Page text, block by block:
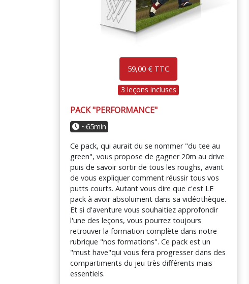
59,00 € TTC
3 leçons incluses
PACK "PERFORMANCE"
~65min
Ce pack, qui aurait du se nommer "du tee au
green", vous propose de gagner 20m au drive
puis de savoir sortir de tous les roughs, avant
de vous expliquer comment réussir tous vos
putts courts. Autant vous dire que c'est LE
pack à avoir absolument dans sa vidéothèque.
Et si d'aventure vous souhaitiez approfondir
l'une des leçons, vous pourrez toujours
retrouver la formation complète dans notre
rubrique "nos formations". Ce pack est un
"must have"qui vous fera progresser dans des
compartiments du jeu très différents mais
essentiels.